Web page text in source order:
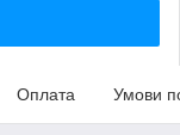
Оплата Умови